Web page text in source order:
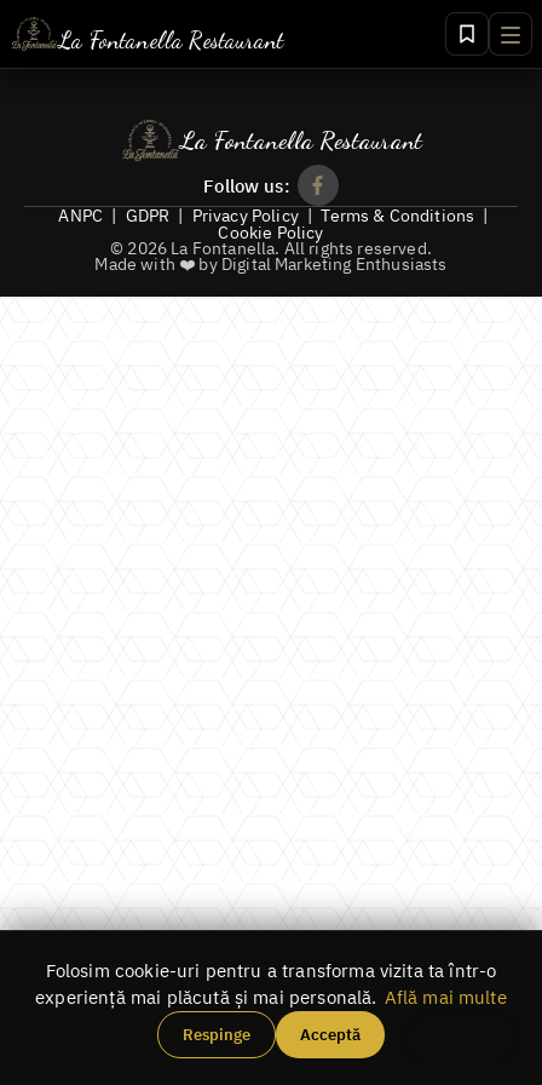
La Fontanella Restaurant
+40 268 456 156
+40 766 456 156
La Fontanella Restaurant
Follow us:
ANPC | GDPR | Privacy Policy | Terms & Conditions |
Cookie Policy
© 2026 La Fontanella. All rights reserved.
Made with ❤️ by Digital Marketing Enthusiasts
Folosim cookie-uri pentru a transforma vizita ta într-o
experiență mai plăcută și mai personală. Află mai multe
Respinge Acceptă
Change experience